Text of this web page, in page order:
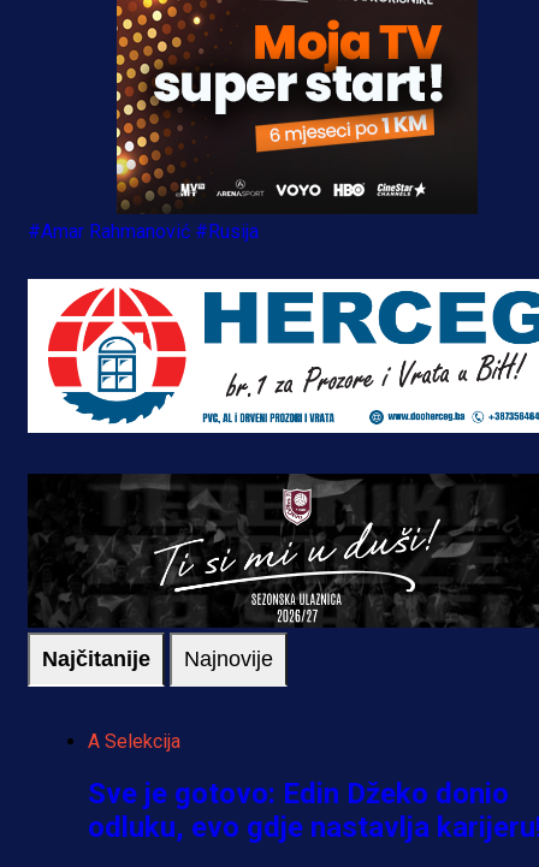
#Amar Rahmanović #Rusija
Najčitanije Najnovije
A Selekcija
Sve je gotovo: Edin Džeko donio
odluku, evo gdje nastavlja